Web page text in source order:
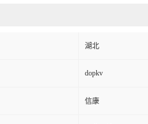
湖北
dopkv
信康